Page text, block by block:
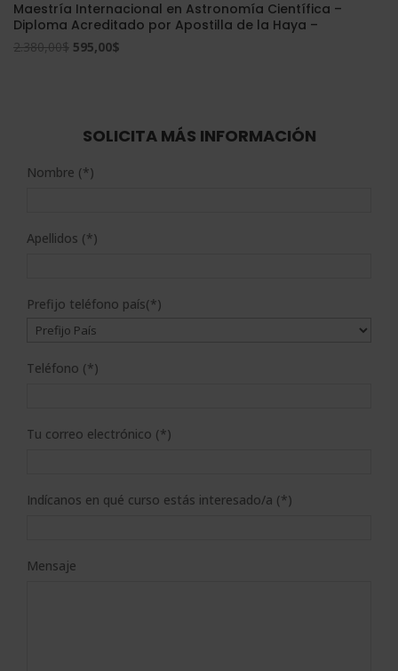
Maestría Internacional en Astronomía Científica –
Diploma Acreditado por Apostilla de la Haya –
2.380,00$ El
2.380,00$.
595,00$
595,00$.
SOLICITA MÁS INFORMACIÓN
Nombre (*)
Apellidos (*)
Prefijo teléfono país(*)
Teléfono (*)
Tu correo electrónico (*)
Indícanos en qué curso estás interesado/a (*)
Mensaje